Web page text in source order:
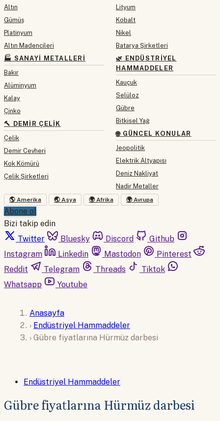
Altın
Gümüş
Platinyum
Altın Madencileri
🏭 SANAYI METALLERI
Bakır
Alüminyum
Kalay
Çinko
🔨 DEMIR ÇELIK
Çelik
Demir Cevheri
Kok Kömürü
Çelik Şirketleri
Lityum
Kobalt
Nikel
Batarya Şirketleri
🌿 ENDÜSTRIYEL
HAMMADDELER
Kauçuk
Selüloz
Gübre
Bitkisel Yağ
🌐 GÜNCEL KONULAR
Jeopolitik
Elektrik Altyapısı
Deniz Nakliyat
Nadir Metaller
🌎 Amerika 🌏 Asya 🌍 Afrika 🌍 Avrupa
Abone ol
Bizi takip edin
Twitter
Bluesky Discord
Github
Instagram
Linkedin Mastodon
Pinterest
Reddit
Telegram Threads
Tiktok
Whatsapp
Youtube
Anasayfa
› Endüstriyel Hammaddeler
› Gübre fiyatlarına Hürmüz darbesi
Endüstriyel Hammaddeler
Gübre fiyatlarına Hürmüz darbesi